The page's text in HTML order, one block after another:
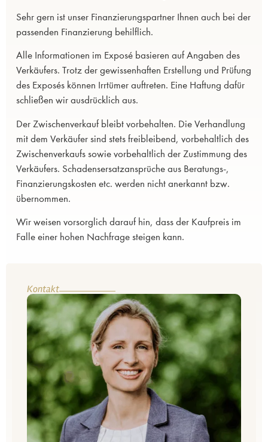
Sehr gern ist unser Finanzierungspartner Ihnen auch bei der
passenden Finanzierung behilflich.
Alle Informationen im Exposé basieren auf Angaben des
Verkäufers. Trotz der gewissenhaften Erstellung und Prüfung
des Exposés können Irrtümer auftreten. Eine Haftung dafür
schließen wir ausdrücklich aus.
Der Zwischenverkauf bleibt vorbehalten. Die Verhandlung
mit dem Verkäufer sind stets freibleibend, vorbehaltlich des
Zwischenverkaufs sowie vorbehaltlich der Zustimmung des
Verkäufers. Schadensersatzansprüche aus Beratungs-,
Finanzierungskosten etc. werden nicht anerkannt bzw.
übernommen.
Wir weisen vorsorglich darauf hin, dass der Kaufpreis im
Falle einer hohen Nachfrage steigen kann.
Kontakt